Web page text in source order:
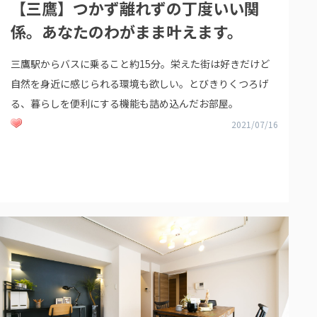
【三鷹】つかず離れずの丁度いい関
係。あなたのわがまま叶えます。
三鷹駅からバスに乗ること約15分。栄えた街は好きだけど
自然を身近に感じられる環境も欲しい。とびきりくつろげ
る、暮らしを便利にする機能も詰め込んだお部屋。
2021/07/16